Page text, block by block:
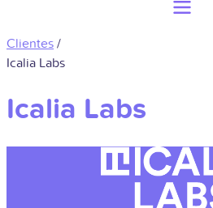
Clientes /
Icalia Labs
Icalia Labs